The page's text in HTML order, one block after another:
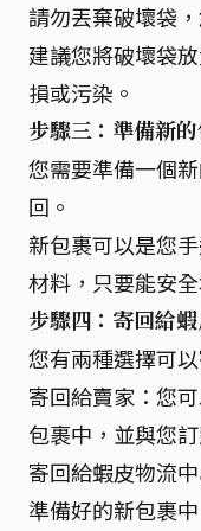
請勿丟棄破壞袋
建議您將破壞袋
損或污染。
步驟三：準備新
您需要準備一個
回。
新包裹可以是您
材料，只要能安
步驟四：寄回給
您有兩種選擇可
寄回給賣家：您
包裹中，並與您
寄回給蝦皮物流
準備好的新包裹